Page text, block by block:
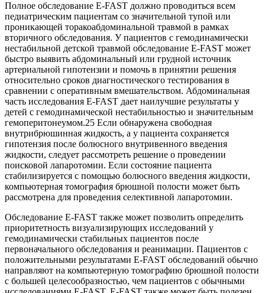
Полное обследование E-FAST должно проводиться всем
педиатрическим пациентам со значительной тупой или
проникающей торакоабдоминальной травмой в рамках
вторичного обследования. У пациентов с гемодинамически
нестабильной детской травмой обследование E-FAST может
быстро выявить абдоминальный или грудной источник
артериальной гипотензии и помочь в принятии решения
относительно сроков диагностического тестирования в
сравнении с оперативным вмешательством. Абдоминальная
часть исследования E-FAST дает наилучшие результаты у
детей с гемодинамической нестабильностью и значительным
гемоперитонеумом.25 Если обнаружена свободная
внутрибрюшинная жидкость, а у пациента сохраняется
гипотензия после болюсного внутривенного введения
жидкости, следует рассмотреть решение о проведении
поисковой лапаротомии. Если состояние пациента
стабилизируется с помощью болюсного введения жидкости,
компьютерная томография брюшной полости может быть
рассмотрена для проведения селективной лапаротомии.
Обследование E-FAST также может позволить определить
приоритетность визуализирующих исследований у
гемодинамически стабильных пациентов после
первоначального обследования и реанимации. Пациентов с
положительными результатами E-FAST обследований обычно
направляют на компьютерную томографию брюшной полости
с большей целесообразностью, чем пациентов с обычными